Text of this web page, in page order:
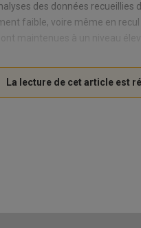
des données
faible, voire même en
maintenues à un niveau